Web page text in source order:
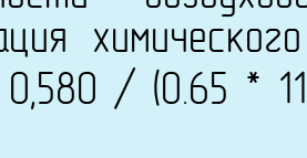
0,580 / (0.65 *